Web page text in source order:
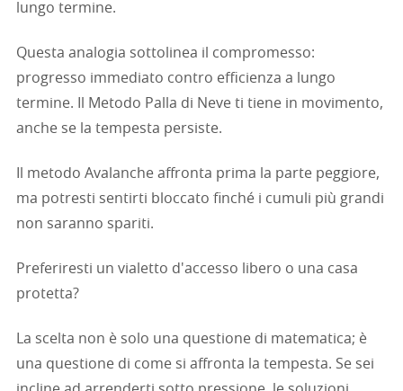
lungo termine.
Questa analogia sottolinea il compromesso:
progresso immediato contro efficienza a lungo
termine. Il Metodo Palla di Neve ti tiene in movimento,
anche se la tempesta persiste.
Il metodo Avalanche affronta prima la parte peggiore,
ma potresti sentirti bloccato finché i cumuli più grandi
non saranno spariti.
Preferiresti un vialetto d'accesso libero o una casa
protetta?
La scelta non è solo una questione di matematica; è
una questione di come si affronta la tempesta. Se sei